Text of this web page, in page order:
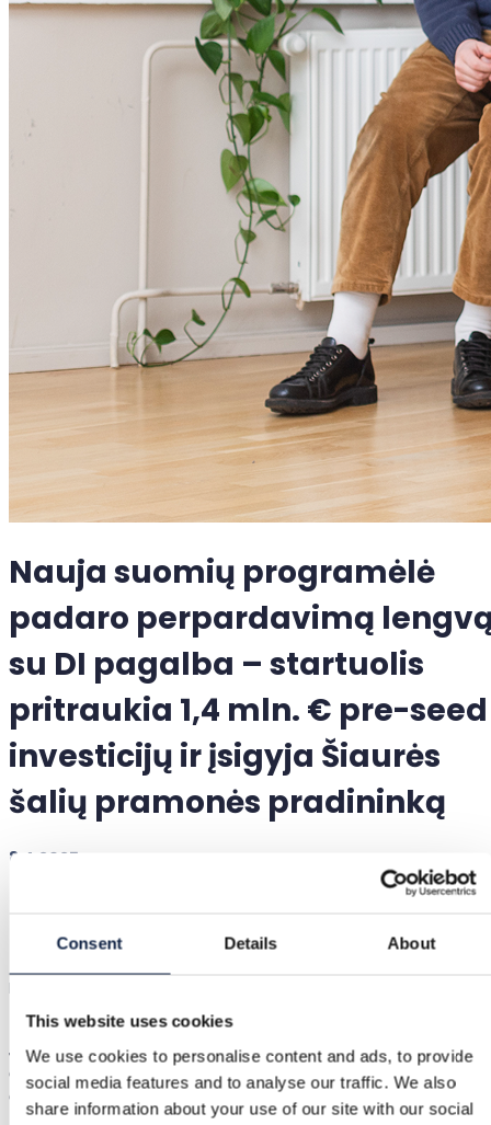
Consent Details About
This website uses cookies
We use cookies to personalise content and ads, to provide
social media features and to analyse our traffic. We also
share information about your use of our site with our social
Nauja suomių programėlė
padaro perpardavimą
su DI pagalba – startuolis
pritraukia 1,4 mln. € pre-seed
investicijų ir įsigyja Šiaurės
šalių pramonės pradininką
8.4.2025
nusivylimo
Bought įkūrėjai jau seniai yra aistringi dėvėtų daiktų vartotojai,
tačiau pardavimas visada atrodė bauginanti užduotis.
„Pastaruosius penkerius metus pirkau beveik tik dėvėta. Ir vis
dėlto, nepaisant platformos, pardavimas man visada atrodė
didžiulis iššūkis. Galiausiai pagalvojau – juk tai negali būti tik aš.
Turi būti geresnis būdas. Tas nusivylimas atvedė į Bought“,sako